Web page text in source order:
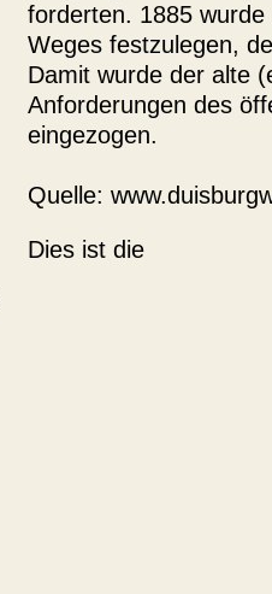
forderten. 1885
Weges festzulegen,
Damit wurde der alte
Anforderungen des
eingezogen.
Quelle:
Dies ist die